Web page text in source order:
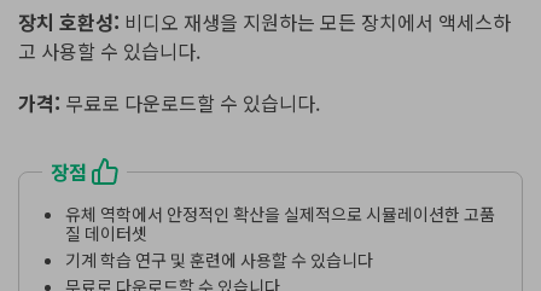
장치 호환성: 비디오 재생을 지원하는 모든 장치에서 액세스하
고 사용할 수 있습니다.
가격: 무료로 다운로드할 수 있습니다.
장점
유체 역학에서 안정적인 확산을 실제적으로 시뮬레이션한 고품
질 데이터셋
기계 학습 연구 및 훈련에 사용할 수 있습니다